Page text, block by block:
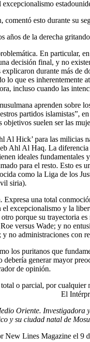
comentó esto durante su
años de la derecha
En particular,
decisión final, y no
durante más de
lo que es inherentemente
incluso cuando las
aprenden sobre
partidos islamistas”,
suelen ser las
Al Hick’ para las milicias
Ahl Al Haq. La
ideales fundamentales
para el resto. Esto es
como la Liga de los
siria).
Expresa una total
excepcionalismo y la
porque su trayectoria
versus Wade; y no
no administraciones con
los puritanos que
debería generar mayor
de opinión.
o parcial, por
El
Oriente.
y su ciudad natal de
New Lines Magazine el 9